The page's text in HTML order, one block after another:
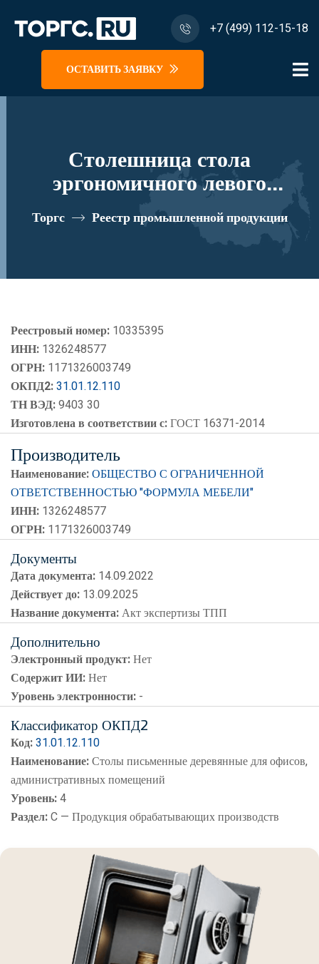
+7 (499) 112-15-18
ОСТАВИТЬ ЗАЯВКУ
Столешница стола
эргономичного левого
120*90*2.5 "Комфорт" К.691
реестровый номер 10335395
Торгс Реестр промышленной продукции
Реестровый номер: 10335395
ИНН: 1326248577
ОГРН: 1171326003749
ОКПД2:31.01.12.110
ТН ВЭД:9403 30
Изготовлена в соответствии с:ГОСТ 16371-2014
Производитель
Наименование:ОБЩЕСТВО С ОГРАНИЧЕННОЙ
ОТВЕТСТВЕННОСТЬЮ "ФОРМУЛА МЕБЕЛИ"
ИНН: 1326248577
ОГРН: 1171326003749
Документы
Дата документа: 14.09.2022
Действует до: 13.09.2025
Название документа:Акт экспертизы ТПП
Дополнительно
Электронный продукт:Нет
Содержит ИИ:Нет
Уровень электронности: -
Классификатор ОКПД2
Код:31.01.12.110
Наименование:Столы письменные деревянные для офисов,
административных помещений
Уровень:4
Раздел:C — Продукция обрабатывающих производств